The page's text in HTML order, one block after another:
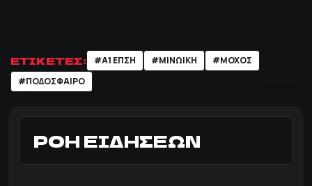
ΕΤΙΚΕΤΕΣ: #Α1 ΕΠΣΗ #ΜΙΝΩΙΚΗ
#ΜΟΧΌΣ
#ΠΟΔΌΣΦΑΙΡΟ
ΡΟΗ ΕΙΔΗΣΕΩΝ